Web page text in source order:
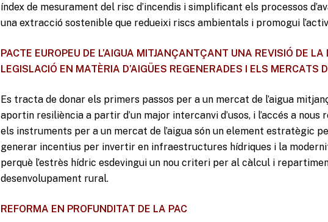
índex de mesurament del risc d’incendis i simplificant els processos
una extracció sostenible que redueixi riscs ambientals i promogui
PACTE EUROPEU DE L’AIGUA MITJANÇANTÇANT UNA REVISIÓ DE LA
LEGISLACIÓ EN MATÈRIA D’AIGÜES REGENERADES I ELS MERCATS
Es tracta de donar els primers passos per a un mercat de l’aigua
aportin resiliència a partir d’un major intercanvi d’usos, i l’accés a
els instruments per a un mercat de l’aigua són un element estratègic
generar incentius per invertir en infraestructures hídriques i la
perquè l’estrès hídric esdevingui un nou criteri per al càlcul i
desenvolupament rural.
REFORMA EN PROFUNDITAT DE LA PAC